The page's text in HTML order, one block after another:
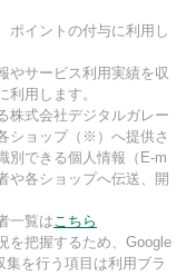
ポイントの付与に利用し
やサービス利用実績を収
用します。
株式会社デジタルガレー
ショップ（※）へ提供さ
別できる個人情報（E-m
や各ショップへ伝送、開
一覧はこちら
を把握するため、Google
集を行う項目は利用ブラ